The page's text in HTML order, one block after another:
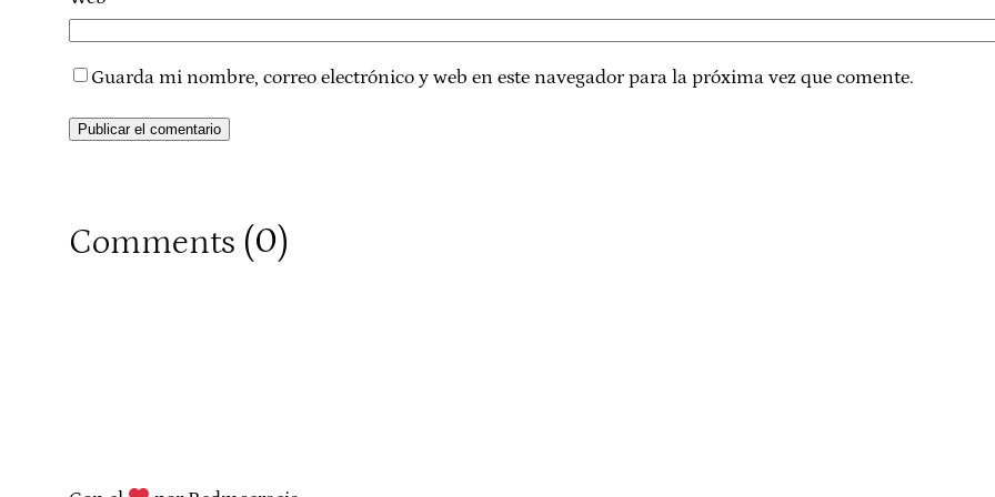
Guarda mi nombre, correo electrónico y web en este navegador para la próxima vez que comente.
Comments (0)